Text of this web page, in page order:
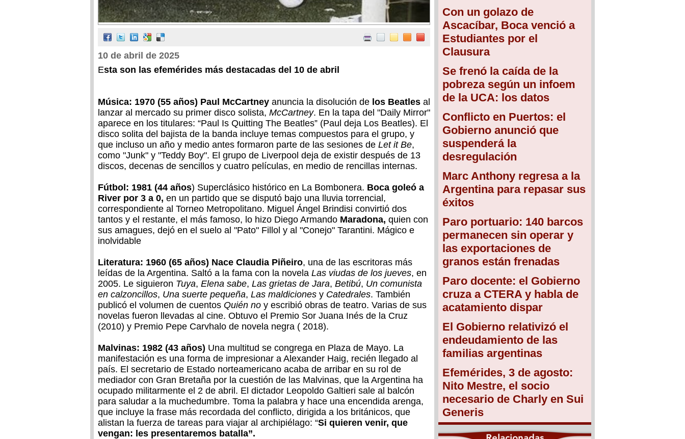
Con un golazo de
Ascacíbar, Boca venció a
Estudiantes por el
Clausura
Se frenó la caída de la
pobreza según un infoem
de la UCA: los datos
Conflicto en Puertos: el
Gobierno anunció que
suspenderá la
desregulación
Marc Anthony regresa a la
Argentina para repasar sus
éxitos
Paro portuario: 140 barcos
permanecen sin operar y
las exportaciones de
granos están frenadas
Paro docente: el Gobierno
cruza a CTERA y habla de
acatamiento dispar
El Gobierno relativizó el
endeudamiento de las
familias argentinas
Efemérides, 3 de agosto:
Nito Mestre, el socio
necesario de Charly en Sui
Generis
10 de abril de 2025
Esta son las efemérides más destacadas del 10 de abril
Música: 1970 (55 años) Paul McCartney anuncia la disolución de los Beatles al
lanzar al mercado su primer disco solista, McCartney. En la tapa del "Daily Mirror"
aparece en los titulares: “Paul Is Quitting The Beatles” (Paul deja Los Beatles). El
disco solita del bajista de la banda incluye temas compuestos para el grupo, y
que incluso un año y medio antes formaron parte de las sesiones de Let it Be,
como "Junk" y "Teddy Boy". El grupo de Liverpool deja de existir después de 13
discos, decenas de sencillos y cuatro películas, en medio de rencillas internas.
Fútbol: 1981 (44 años) Superclásico histórico en La Bombonera. Boca goleó a
River por 3 a 0, en un partido que se disputó bajo una lluvia torrencial,
correspondiente al Torneo Metropolitano. Miguel Ángel Brindisi convirtió dos
tantos y el restante, el más famoso, lo hizo Diego Armando Maradona, quien con
sus amagues, dejó en el suelo al "Pato" Fillol y al "Conejo" Tarantini. Mágico e
inolvidable
Literatura: 1960 (65 años) Nace Claudia Piñeiro, una de las escritoras más
leídas de la Argentina. Saltó a la fama con la novela Las viudas de los jueves, en
2005. Le siguieron Tuya, Elena sabe, Las grietas de Jara, Betibú, Un comunista
en calzoncillos, Una suerte pequeña, Las maldiciones y Catedrales. También
publicó el volumen de cuentos Quién no y escribió obras de teatro. Varias de sus
novelas fueron llevadas al cine. Obtuvo el Premio Sor Juana Inés de la Cruz
(2010) y Premio Pepe Carvhalo de novela negra ( 2018).
Malvinas: 1982 (43 años) Una multitud se congrega en Plaza de Mayo. La
manifestación es una forma de impresionar a Alexander Haig, recién llegado al
país. El secretario de Estado norteamericano acaba de arribar en su rol de
mediador con Gran Bretaña por la cuestión de las Malvinas, que la Argentina ha
ocupado militarmente el 2 de abril. El dictador Leopoldo Galtieri sale al balcón
para saludar a la muchedumbre. Toma la palabra y hace una encendida arenga,
que incluye la frase más recordada del conflicto, dirigida a los británicos, que
alistan la fuerza de tareas para viajar al archipiélago: “Si quieren venir, que
vengan: les presentaremos batalla”.